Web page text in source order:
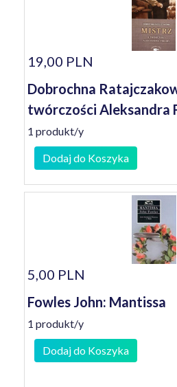
19,00 PLN
Dobrochna
twórczości Aleksandra
1 produkt/y
Dodaj do Koszyka
5,00 PLN
Fowles John: Mantissa
1 produkt/y
Dodaj do Koszyka